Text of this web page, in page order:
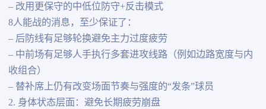
– 改用更保守的中低位防守+反击模式
8人能战的消息，至少保证了：
– 后防线有足够轮换避免主力过度疲劳
– 中前场有足够人手执行多套进攻线路（例如边路宽度与内
收组合）
– 替补席上仍有改变场面节奏与强度的“发条”球员
2. 身体状态层面：避免长期疲劳崩盘